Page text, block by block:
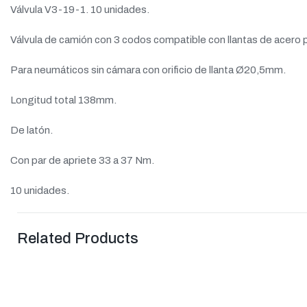
Válvula V3-19-1. 10 unidades.
Válvula de camión con 3 codos compatible con llantas de acero
Para neumáticos sin cámara con orificio de llanta Ø20,5mm.
Longitud total 138mm.
De latón.
Con par de apriete 33 a 37 Nm.
10 unidades.
Related Products